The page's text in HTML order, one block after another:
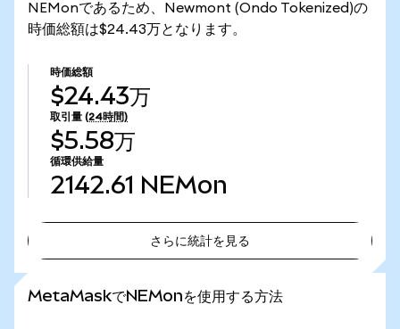
NEMonであるため、Newmont (Ondo Tokenized)の
時価総額は$24.43万となります。
時価総額
$24.43万
取引量 (24時間)
$5.58万
循環供給量
2142.61 NEMon
さらに統計を見る
MetaMaskでNEMonを使用する方法